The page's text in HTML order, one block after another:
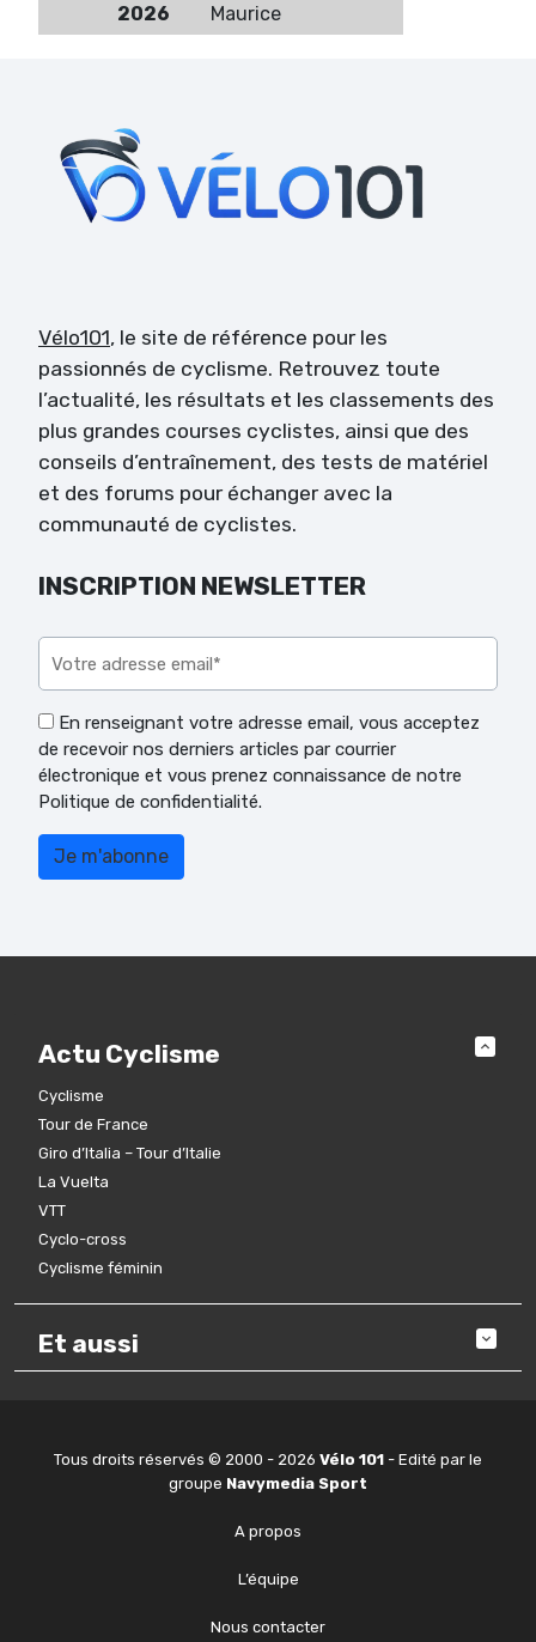
2026
Maurice
Vélo101, le site de référence pour les
passionnés de cyclisme. Retrouvez toute
l’actualité, les résultats et les classements des
plus grandes courses cyclistes, ainsi que des
conseils d’entraînement, des tests de matériel
et des forums pour échanger avec la
communauté de cyclistes.
INSCRIPTION NEWSLETTER
En renseignant votre adresse email, vous acceptez
de recevoir nos derniers articles par courrier
électronique et vous prenez connaissance de notre
Politique de confidentialité.
Actu Cyclisme
Cyclisme
Tour de France
Giro d’Italia – Tour d’Italie
La Vuelta
VTT
Cyclo-cross
Cyclisme féminin
Et aussi
Tous droits réservés © 2000 - 2026 Vélo 101 - Edité par le
groupe Navymedia Sport
A propos
L’équipe
Nous contacter